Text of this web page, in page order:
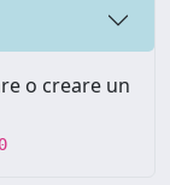
o creare un